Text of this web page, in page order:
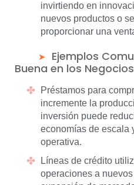
invirtiendo en
nuevos productos o
proporcionar una
Ejemplos
Buena en los Negocios
Préstamos para
incremente la
inversión puede
economías de escala
operativa.
Líneas de crédito
operaciones a